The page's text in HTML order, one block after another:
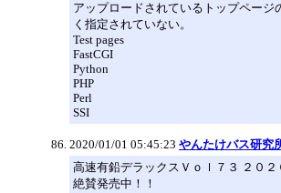
アップロードされているトップページ
く指定されていない。
Test pages
FastCGI
Python
PHP
Perl
SSI
2020/01/01 05:45:23 やんたけバス研究
高速有鉛デラックスＶｏｌ７３ ２０
絶賛発売中！！